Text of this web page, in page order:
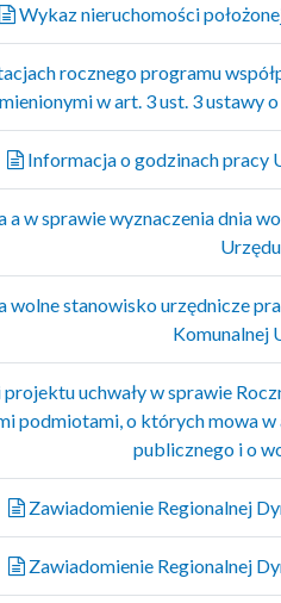
Wykaz nieruchomości
rocznego programu
w art. 3 ust. 3 ustawy
Informacja o godzinach pracy
w sprawie wyznaczenia dnia
wolne stanowisko urzędnicze
Komunalnej
uchwały w sprawie
podmiotami, o których mowa
publicznego i o
Zawiadomienie Regionalnej
Zawiadomienie Regionalnej